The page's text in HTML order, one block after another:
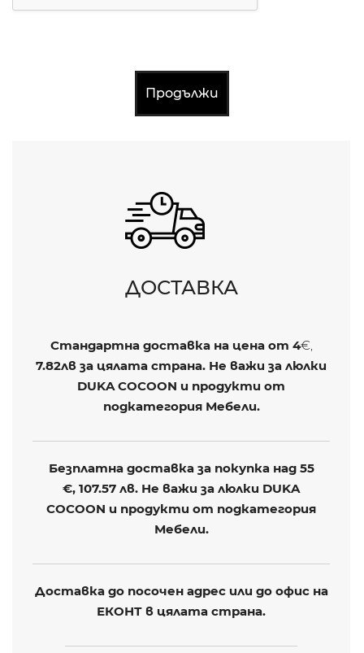
Продължи
ДОСТАВКА
Стандартна доставка на цена от 4€,
7.82лв за цялата страна. Не важи за люлки
DUKA COCOON и продукти от
подкатегория Мебели.
Безплатна доставка за покупка над 55
€, 107.57 лв. Не важи за люлки DUKA
COCOON и продукти от подкатегория
Мебели.
Доставка до посочен адрес или до офис на
ЕКОНТ в цялата страна.